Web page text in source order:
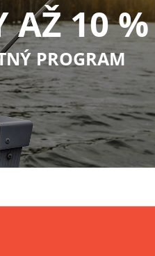
AŽ 10 %
PROGRAM